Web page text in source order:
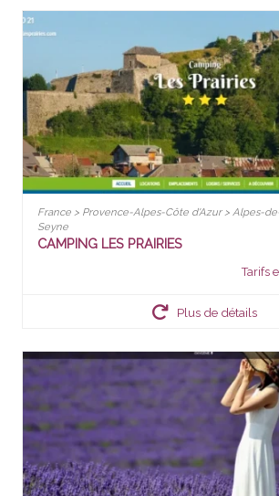
France > Provence-Alpes-Côte d'Azur > Alpes-
Seyne
CAMPING LES PRAIRIES
Tarifs
Plus de détails